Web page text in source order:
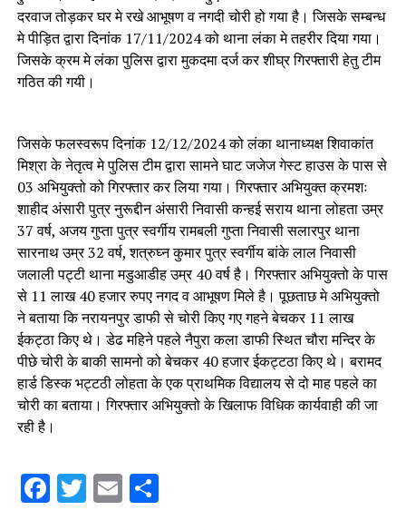
दरवाज तोड़कर घर मे रखे आभूषण व नगदी चोरी हो गया है। जिसके सम्बन्ध
मे पीड़ित द्वारा दिनांक 17/11/2024 को थाना लंका मे तहरीर दिया गया।
जिसके क्रम मे लंका पुलिस द्वारा मुकदमा दर्ज कर शीघ्र गिरफ्तारी हेतु टीम
गठित की गयी।
जिसके फलस्वरूप दिनांक 12/12/2024 को लंका थानाध्यक्ष शिवाकांत
मिश्रा के नेतृत्व मे पुलिस टीम द्वारा सामने घाट जजेज गेस्ट हाउस के पास से
03 अभियुक्तो को गिरफ्तार कर लिया गया। गिरफ्तार अभियुक्त क्रमशः
शाहीद अंसारी पुत्र नुरूद्दीन अंसारी निवासी कन्हई सराय थाना लोहता उम्र
37 वर्ष, अजय गुप्ता पुत्र स्वर्गीय रामबली गुप्ता निवासी सलारपुर थाना
सारनाथ उम्र 32 वर्ष, शत्रुघ्न कुमार पुत्र स्वर्गीय बांके लाल निवासी
जलाली पट्टी थाना मडुआडीह उम्र 40 वर्ष है। गिरफ्तार अभियुक्तो के पास
से 11 लाख 40 हजार रुपए नगद व आभूषण मिले है। पूछताछ मे अभियुक्तो
ने बताया कि नरायनपुर डाफी से चोरी किए गए गहने बेचकर 11 लाख
ईकट्ठा किए थे। डेढ महिने पहले नैपुरा कला डाफी स्थित चौरा मन्दिर के
पीछे चोरी के बाकी सामनो को बेचकर 40 हजार ईकट्टठा किए थे। बरामद
हार्ड डिस्क भट्टठी लोहता के एक प्राथमिक विद्यालय से दो माह पहले का
चोरी का बताया। गिरफ्तार अभियुक्तो के खिलाफ विधिक कार्यवाही की जा
रही है।
Facebook
Twitter
EmailShare